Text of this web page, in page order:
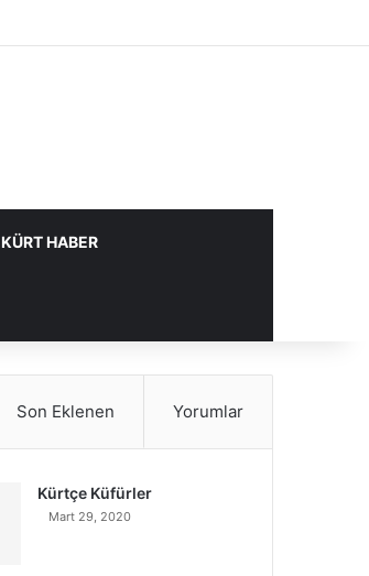
KÜRT HABER
Son Eklenen Yorumlar
Kürtçe Küfürler
Mart 29, 2020